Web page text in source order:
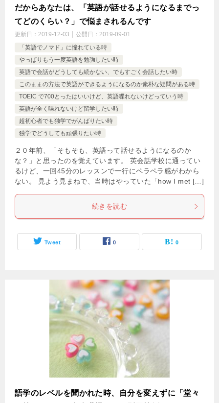
だからあなたは、「英語が話せるようになるまでっ
てどのくらい？」で悩まされるんです
更新日： 2019-12-03 公開日： 2019-09-01
「英語でノマド」に憧れている時
やっぱりもう一度英語を勉強したい時
英語で会話がどうしても続かない、でもすごく会話したい時
このままの方法で英語ができるようになるのか素朴な疑問がある時
TOEIC で700とったはいいけど、英語喋れないけどっていう時
英語が全く喋れないけど留学したい時
超初心者でも独学でがんばりたい時
独学でどうしても頑張りたい時
２０年前、「そもそも、英語って話せるようになるのか
な？」と思ったのを覚えています。 英会話学校に通ってい
るけど、一回45分のレッスンで一行にペラペラ感がわから
ない。 見よう見まねで、当時はやっていた「how I met […]
続きを読む
Tweet 0 0
語学のレベルを聞かれた時、自分を変えずに「堂々